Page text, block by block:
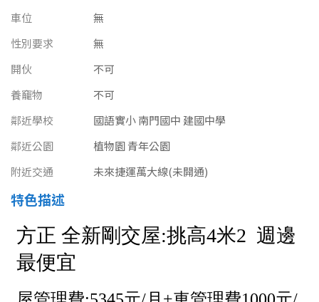
雲林縣
嘉義縣
台南市
高雄市
台東縣
20~30 坪
60~70 坪 70~80 坪
80坪以上
樓層
不拘
車位
無
性別要求
無
開伙
不可
養竉物
不可
鄰近學校
國語實小 南門國中 建國中學
鄰近公園
植物園 青年公園
附近交通
未來捷運萬大線(未開通)
特色描述